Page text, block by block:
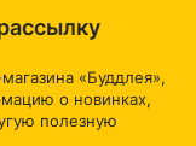
видимых
держатели
Это очень
«Буддлея»,
о новинках,
полезную